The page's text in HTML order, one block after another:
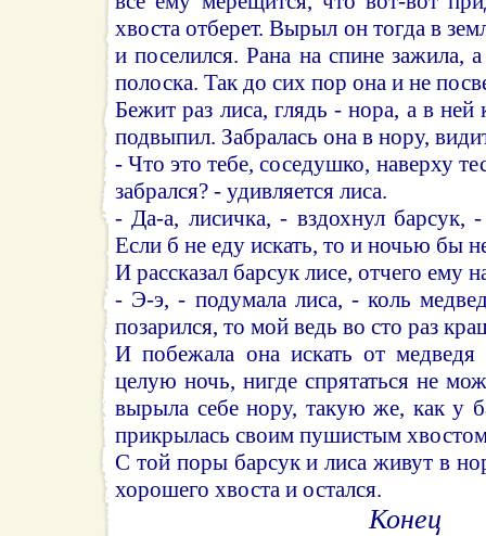
хвоста отберет. Вырыл он тогда в
и поселился. Рана на спине зажила, а
полоска. Так до сих пор она и не
Бежит раз лиса, глядь - нора, а в ней
подвыпил. Забралась она в нору,
- Что это тебе, соседушко, наверху
забрался? - удивляется лиса.
- Да-а, лисичка, - вздохнул барсук,
Если б не еду искать, то и ночью бы
И рассказал барсук лисе, отчего ему
- Э-э, - подумала лиса, - коль
позарился, то мой ведь во сто раз
И побежала она искать от
целую ночь, нигде спрятаться не
вырыла себе нору, такую же, как у
прикрылась своим пушистым
С той поры барсук и лиса живут в
хорошего хвоста и остался.
Конец